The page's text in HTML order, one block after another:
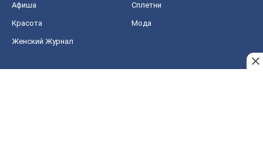
Афиша Сплетни
Красота Мода
Женский Журнал